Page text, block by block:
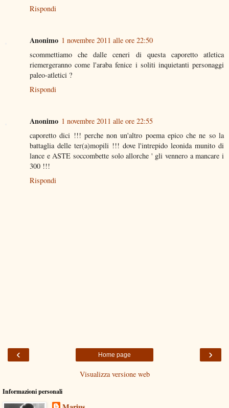
Rispondi
Anonimo 1 novembre 2011 alle ore 22:50
scommettiamo che dalle ceneri di questa caporetto atletica
riemergeranno come l'araba fenice i soliti inquietanti personaggi
paleo-atletici ?
Rispondi
Anonimo 1 novembre 2011 alle ore 22:55
caporetto dici !!! perche non un'altro poema epico che ne so la
battaglia delle ter(a)mopili !!! dove l'intrepido leonida munito di
lance e ASTE soccombette solo allorche ' gli vennero a mancare i
300 !!!
Rispondi
‹ ›
Home page
Visualizza versione web
Informazioni personali